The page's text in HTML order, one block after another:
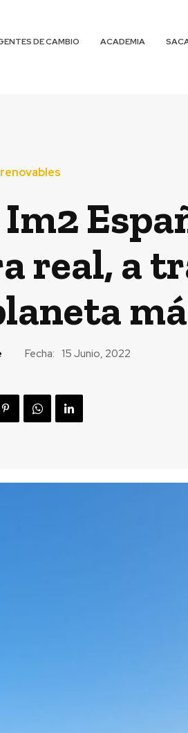
DE CAMBIO ACADEMIA
real, a
Fecha: 15 Junio, 2022